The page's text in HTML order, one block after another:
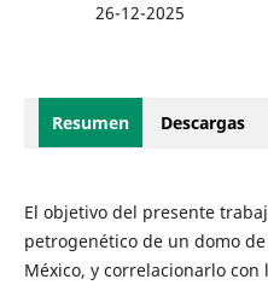
26-12-2025
Resumen Descargas
El objetivo del presente
petrogenético de un domo
México, y correlacionarlo